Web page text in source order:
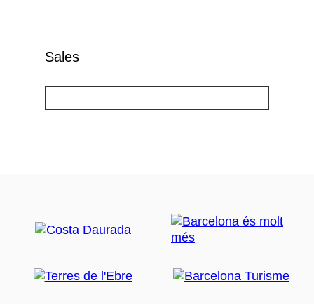
Sales